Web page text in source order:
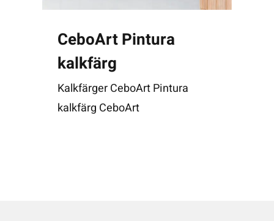
CeboArt Pintura
kalkfärg
Kalkfärger CeboArt Pintura
kalkfärg CeboArt